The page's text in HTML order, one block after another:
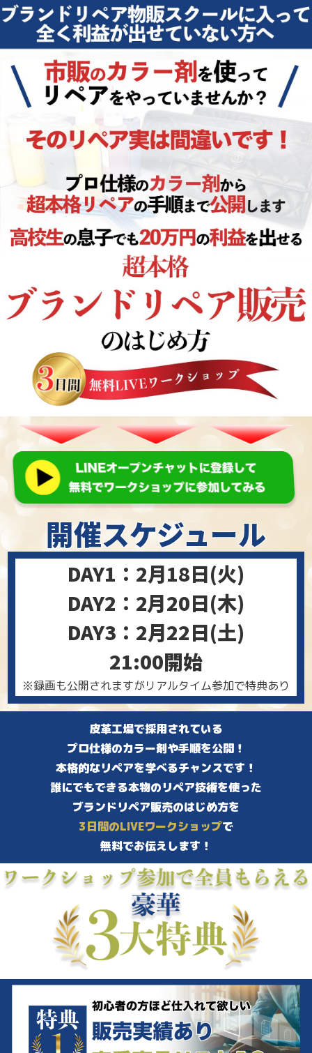
開催スケジュール
DAY1：2月18日(火)
DAY2：2月20日(木)
DAY3：2月22日(土)
21:00開始
※録画も公開されますがリアルタイム参加で特典あり
皮革工場で採用されている
プロ仕様のカラー剤や手順を公開！
本格的なリペアを学べるチャンスです！
誰にでもできる本物のリペア技術を使った
ブランドリペア販売のはじめ方を
3日間のLIVEワークショップで
無料でお伝えします！